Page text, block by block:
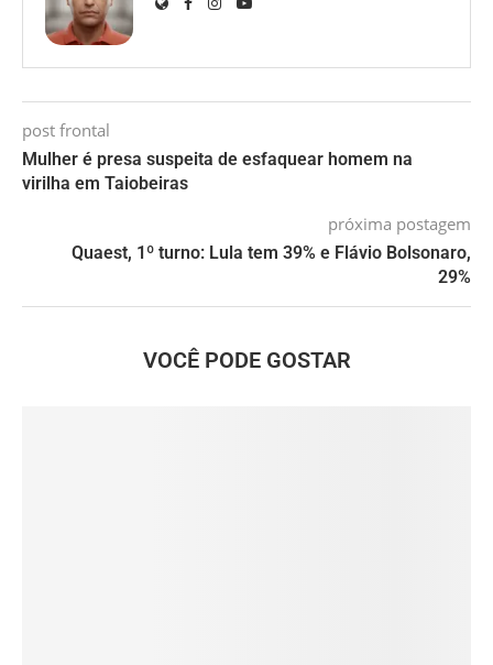
post frontal
Mulher é presa suspeita de esfaquear homem na
virilha em Taiobeiras
próxima postagem
Quaest, 1º turno: Lula tem 39% e Flávio Bolsonaro,
29%
VOCÊ PODE GOSTAR